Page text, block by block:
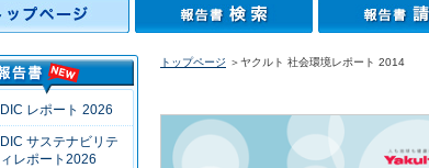
DIC レポート 2026
DIC サステナビリテ
ィレポート2026
トップページ ＞ヤクルト 社会環境レポート 2014